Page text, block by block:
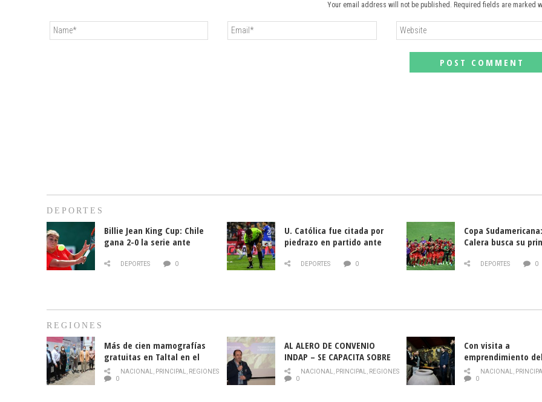
Your email address will not be published. Required fields are marked
DEPORTES
Billie Jean King Cup: Chile
gana 2-0 la serie ante
DEPORTES 0
U. Católica fue citada por
piedrazo en partido ante
DEPORTES 0
Copa
Calera busca su
DEPORTES 0
REGIONES
Más de cien mamografías
gratuitas en Taltal en el
mes de la prevención del
cáncer de mama
NACIONAL, PRINCIPAL, REGIONES
0
AL ALERO DE CONVENIO
INDAP – SE CAPACITA SOBRE
PLAGA DROSOPHILA SUZUKII
NACIONAL, PRINCIPAL, REGIONES
0
Con visita a
emprendimiento
y llamado al
historia campesina
NACIONAL,
0